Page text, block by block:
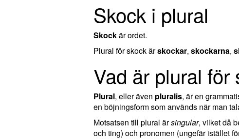
Skock i plural
Skockär ordet.
Plural för skock ärskockar, skockarna,
Vad är plural för
Plural, eller även pluralis, är en
en böjningsform som används när man
Motsatsen till plural ärsingular, vilket då
och ting) och pronomen (ungefär istället